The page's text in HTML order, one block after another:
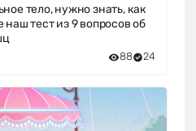
тело, нужно знать, как
тест из 9 вопросов об
88 24